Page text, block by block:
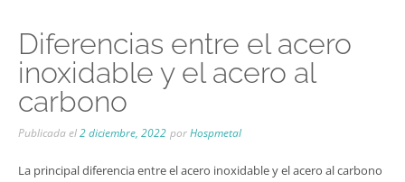
Diferencias entre el acero
inoxidable y el acero al
carbono
Publicada el2 diciembre, 2022 porHospmetal
La principal diferencia entre el acero inoxidable y el acero al carbono